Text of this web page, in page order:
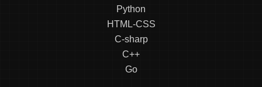
Python
HTML-CSS
C-sharp
C++
Go